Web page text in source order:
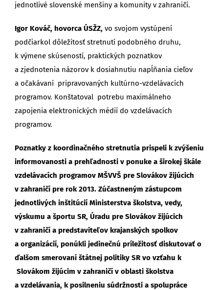
jednotlivé slovenské menšiny a komunity v zahraničí.
Igor Kováč, hovorca ÚSŽZ, vo svojom vystúpení
podčiarkol dôležitosť stretnutí podobného druhu,
k výmene skúseností, praktických poznatkov
a zjednotenia názorov k dosiahnutiu napĺňania cieľov
a očakávaní pripravovaných kultúrno-vzdelávacích
programov. Konštatoval potrebu maximálneho
zapojenia elektronických médií do vzdelávacích
programov.
Poznatky z koordinačného stretnutia prispeli k zvýšeniu
informovanosti a prehľadnosti v ponuke a širokej škále
vzdelávacích programov MŠVVŠ pre Slovákov žijúcich
v zahraničí pre rok 2013. Zúčastneným zástupcom
jednotlivých inštitúcií Ministerstva školstva, vedy,
výskumu a športu SR, Úradu pre Slovákov žijúcich
v zahraničí a predstaviteľov krajanských spolkov
a organizácií, ponúkli jedinečnú príležitosť diskutovať o
ďalšom smerovaní štátnej politiky SR vo vzťahu k
Slovákom žijúcim v zahraničí v oblasti školstva
a vzdelávania, k posilneniu súdržnosti a spolupráce